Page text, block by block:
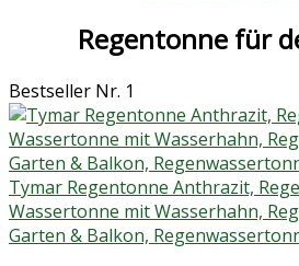
Regentonne für
Bestseller Nr. 1
Tymar Regentonne Anthrazit,
Wassertonne mit Wasserhahn,
Garten & Balkon,